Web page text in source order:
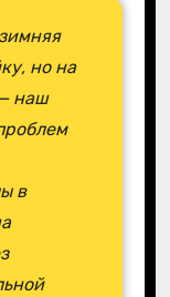
но на
наш
в